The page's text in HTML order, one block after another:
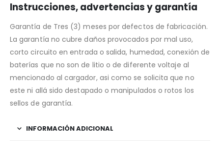
Instrucciones, advertencias y garantía
Garantía de Tres (3) meses por defectos de fabricación.
La garantía no cubre daños provocados por mal uso,
corto circuito en entrada o salida, humedad, conexión de
baterías que no son de litio o de diferente voltaje al
mencionado al cargador, asi como se solicita que no
este ni allá sido destapado o manipulados o rotos los
sellos de garantía.
INFORMACIÓN ADICIONAL